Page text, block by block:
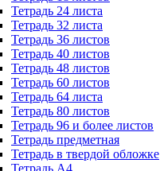
Тетрадь 24 листа
Тетрадь 32 листа
Тетрадь 36 листов
Тетрадь 40 листов
Тетрадь 48 листов
Тетрадь 60 листов
Тетрадь 64 листа
Тетрадь 80 листов
Тетрадь 96 и более листов
Тетрадь предметная
Тетрадь в твердой обложке
Тетрадь А4